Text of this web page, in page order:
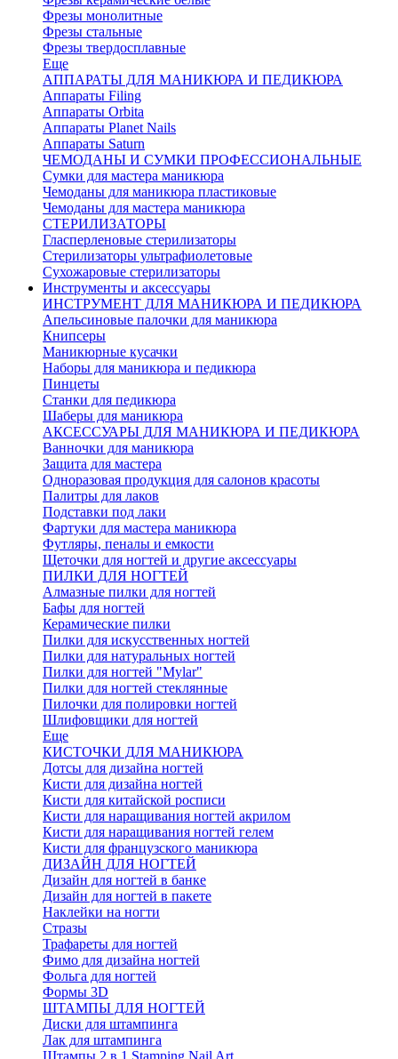
Фрезы монолитные
Фрезы стальные
Фрезы твердосплавные
Еще
АППАРАТЫ ДЛЯ МАНИКЮРА И ПЕДИКЮРА
Аппараты Filing
Аппараты Orbita
Аппараты Planet Nails
Аппараты Saturn
ЧЕМОДАНЫ И СУМКИ ПРОФЕССИОНАЛЬНЫЕ
Сумки для мастера маникюра
Чемоданы для маникюра пластиковые
Чемоданы для мастера маникюра
СТЕРИЛИЗАТОРЫ
Гласперленовые стерилизаторы
Стерилизаторы ультрафиолетовые
Сухожаровые стерилизаторы
Инструменты и аксессуары
ИНСТРУМЕНТ ДЛЯ МАНИКЮРА И ПЕДИКЮРА
Апельсиновые палочки для маникюра
Книпсеры
Маникюрные кусачки
Наборы для маникюра и педикюра
Пинцеты
Станки для педикюра
Шаберы для маникюра
АКСЕССУАРЫ ДЛЯ МАНИКЮРА И ПЕДИКЮРА
Ванночки для маникюра
Защита для мастера
Одноразовая продукция для салонов красоты
Палитры для лаков
Подставки под лаки
Фартуки для мастера маникюра
Футляры, пеналы и емкости
Щеточки для ногтей и другие аксессуары
ПИЛКИ ДЛЯ НОГТЕЙ
Алмазные пилки для ногтей
Бафы для ногтей
Керамические пилки
Пилки для искусственных ногтей
Пилки для натуральных ногтей
Пилки для ногтей "Mylar"
Пилки для ногтей стеклянные
Пилочки для полировки ногтей
Шлифовщики для ногтей
Еще
КИСТОЧКИ ДЛЯ МАНИКЮРА
Дотсы для дизайна ногтей
Кисти для дизайна ногтей
Кисти для китайской росписи
Кисти для наращивания ногтей акрилом
Кисти для наращивания ногтей гелем
Кисти для французского маникюра
ДИЗАЙН ДЛЯ НОГТЕЙ
Дизайн для ногтей в банке
Дизайн для ногтей в пакете
Наклейки на ногти
Стразы
Трафареты для ногтей
Фимо для дизайна ногтей
Фольга для ногтей
Формы 3D
ШТАМПЫ ДЛЯ НОГТЕЙ
Диски для штампинга
Лак для штампинга
Штампы 2 в 1 Stamping Nail Art